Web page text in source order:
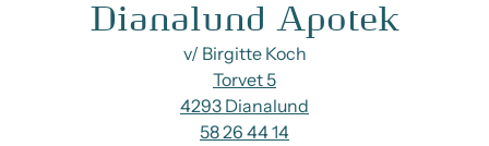
Dianalund Apotek
v/ Birgitte Koch
Torvet 5
4293 Dianalund
58 26 44 14